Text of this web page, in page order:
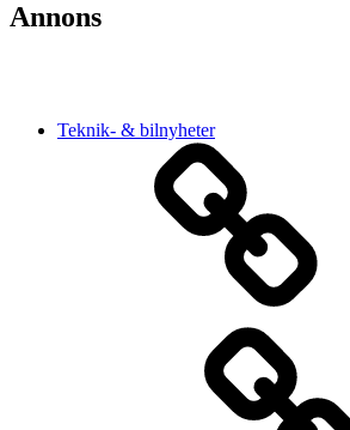
Annons
Teknik- & bilnyheter